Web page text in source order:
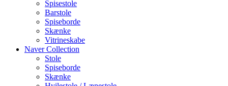
Spisestole
Barstole
Spiseborde
Skænke
Vitrineskabe
Naver Collection
Stole
Spiseborde
Skænke